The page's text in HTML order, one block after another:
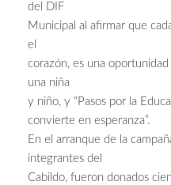
del DIF
Municipal al afirmar que
el
corazón, es una
una niña
y niño, y “Pasos por la
convierte en esperanza”.
En el arranque de la
integrantes del
Cabildo, fueron donados